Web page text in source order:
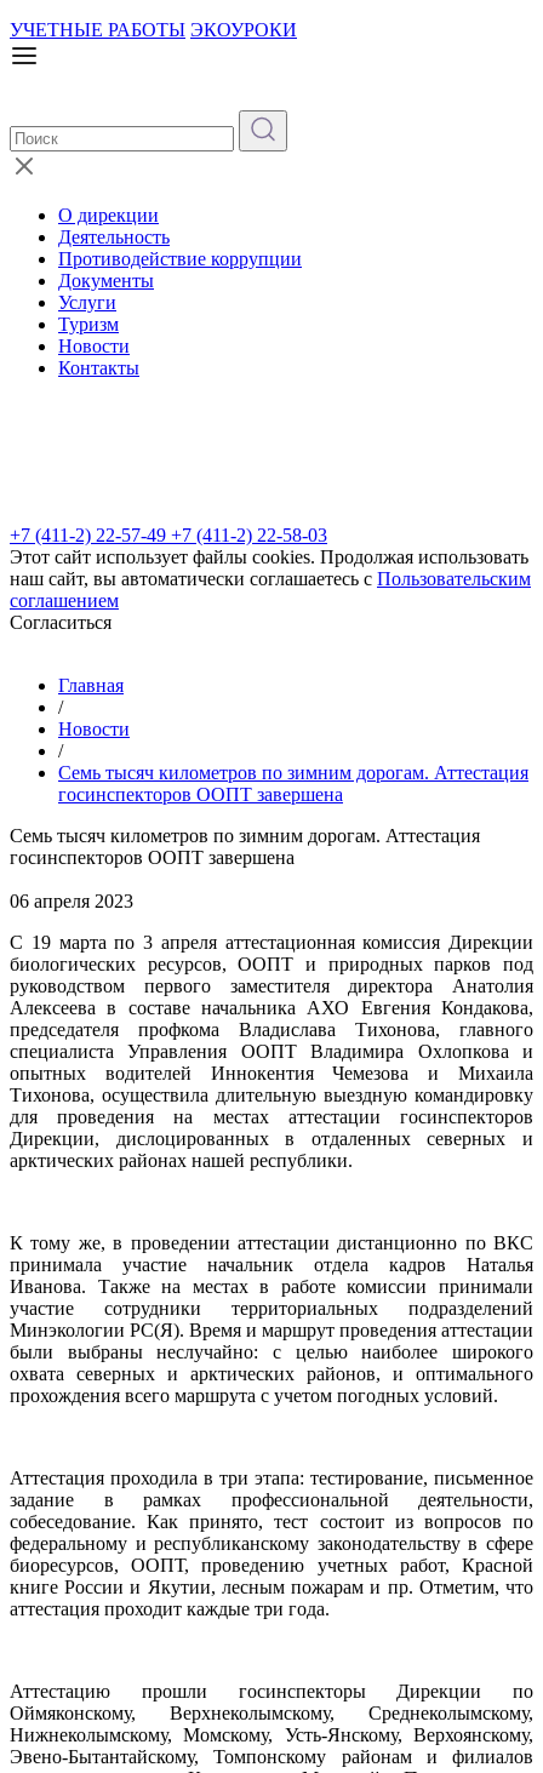
УЧЕТНЫЕ РАБОТЫ ЭКОУРОКИ
О дирекции
Деятельность
Противодействие коррупции
Документы
Услуги
Туризм
Новости
Контакты
+7 (411-2) 22-57-49 +7 (411-2) 22-58-03
Этот сайт использует файлы cookies. Продолжая использовать
наш сайт, вы автоматически соглашаетесь с Пользовательским
соглашением
Согласиться
Главная
/
Новости
/
Семь тысяч километров по зимним дорогам. Аттестация
госинспекторов ООПТ завершена
Семь тысяч километров по зимним дорогам. Аттестация
госинспекторов ООПТ завершена
06 апреля 2023
С 19 марта по 3 апреля аттестационная комиссия Дирекции
биологических ресурсов, ООПТ и природных парков под
руководством первого заместителя директора Анатолия
Алексеева в составе начальника АХО Евгения Кондакова,
председателя профкома Владислава Тихонова, главного
специалиста Управления ООПТ Владимира Охлопкова и
опытных водителей Иннокентия Чемезова и Михаила
Тихонова, осуществила длительную выездную командировку
для проведения на местах аттестации госинспекторов
Дирекции, дислоцированных в отдаленных северных и
арктических районах нашей республики.
К тому же, в проведении аттестации дистанционно по ВКС
принимала участие начальник отдела кадров Наталья
Иванова. Также на местах в работе комиссии принимали
участие сотрудники территориальных подразделений
Минэкологии РС(Я). Время и маршрут проведения аттестации
были выбраны неслучайно: с целью наиболее широкого
охвата северных и арктических районов, и оптимального
прохождения всего маршрута с учетом погодных условий.
Аттестация проходила в три этапа: тестирование, письменное
задание в рамках профессиональной деятельности,
собеседование. Как принято, тест состоит из вопросов по
федеральному и республиканскому законодательству в сфере
биоресурсов, ООПТ, проведению учетных работ, Красной
книге России и Якутии, лесным пожарам и пр. Отметим, что
аттестация проходит каждые три года.
Аттестацию прошли госинспекторы Дирекции по
Оймяконскому, Верхнеколымскому, Среднеколымскому,
Нижнеколымскому, Момскому, Усть-Янскому, Верхоянскому,
Эвено-Бытантайскому, Томпонскому районам и филиалов